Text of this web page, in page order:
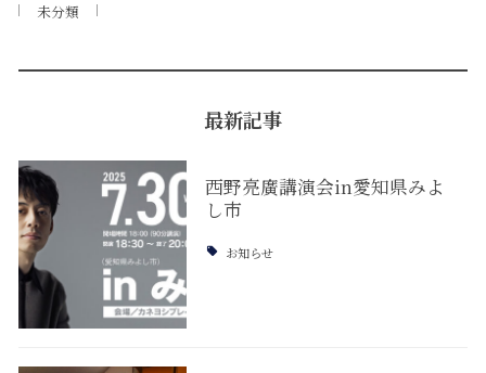
未分類
最新記事
西野亮廣講演会in愛知県みよ
し市
お知らせ